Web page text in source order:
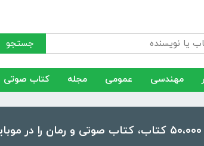
جستجو
مهندسی عمومی مجله کتاب صوتی